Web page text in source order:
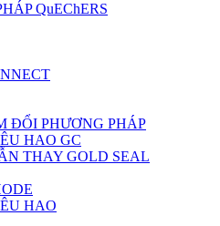
QuEChERS
ĐỔI PHƯƠNG PHÁP
HAO GC
THAY GOLD SEAL
HAO